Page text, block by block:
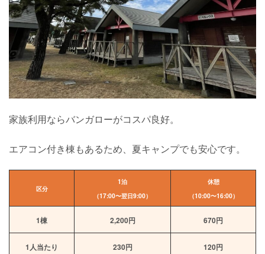
家族利用ならバンガローがコスパ良好。
エアコン付き棟もあるため、夏キャンプでも安心です。
区分
1泊
（17:00〜翌日9:00）
休憩
（10:00〜16:00）
1棟 2,200円 670円
1人当たり 230円 120円